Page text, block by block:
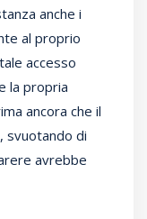
anche i
al proprio
accesso
la propria
ancora che il
svuotando di
avrebbe